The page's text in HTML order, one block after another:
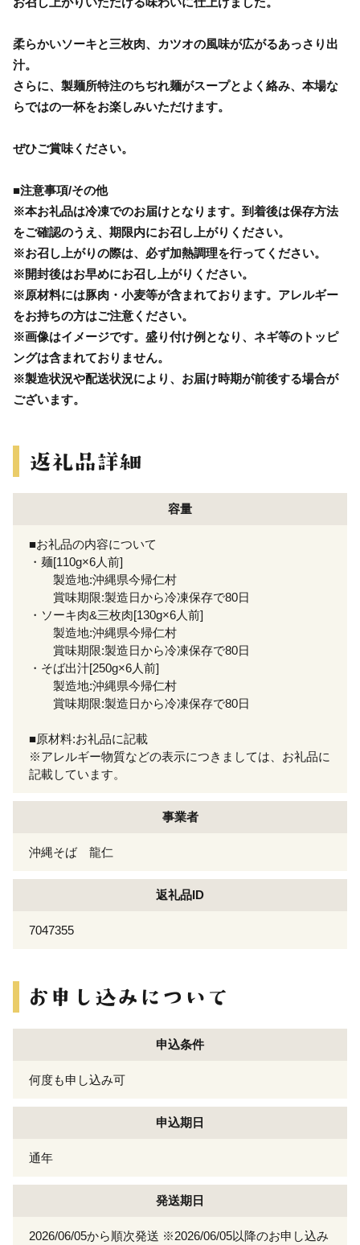
柔らかいソーキと三枚肉、カツオの風味が広がるあっさり出
汁。
さらに、製麺所特注のちぢれ麺がスープとよく絡み、本場な
らではの一杯をお楽しみいただけます。
ぜひご賞味ください。
■注意事項/その他
※本お礼品は冷凍でのお届けとなります。到着後は保存方法
をご確認のうえ、期限内にお召し上がりください。
※お召し上がりの際は、必ず加熱調理を行ってください。
※開封後はお早めにお召し上がりください。
※原材料には豚肉・小麦等が含まれております。アレルギー
をお持ちの方はご注意ください。
※画像はイメージです。盛り付け例となり、ネギ等のトッピ
ングは含まれておりません。
※製造状況や配送状況により、お届け時期が前後する場合が
ございます。
容量
■お礼品の内容について
・麺[110g×6人前]
製造地:沖縄県今帰仁村
賞味期限:製造日から冷凍保存で80日
・ソーキ肉&三枚肉[130g×6人前]
製造地:沖縄県今帰仁村
賞味期限:製造日から冷凍保存で80日
・そば出汁[250g×6人前]
製造地:沖縄県今帰仁村
賞味期限:製造日から冷凍保存で80日
■原材料:お礼品に記載
※アレルギー物質などの表示につきましては、お礼品に
記載しています。
事業者
沖縄そば 龍仁
返礼品ID
7047355
申込条件
何度も申し込み可
申込期日
通年
発送期日
2026/06/05から順次発送 ※2026/06/05以降のお申し込み